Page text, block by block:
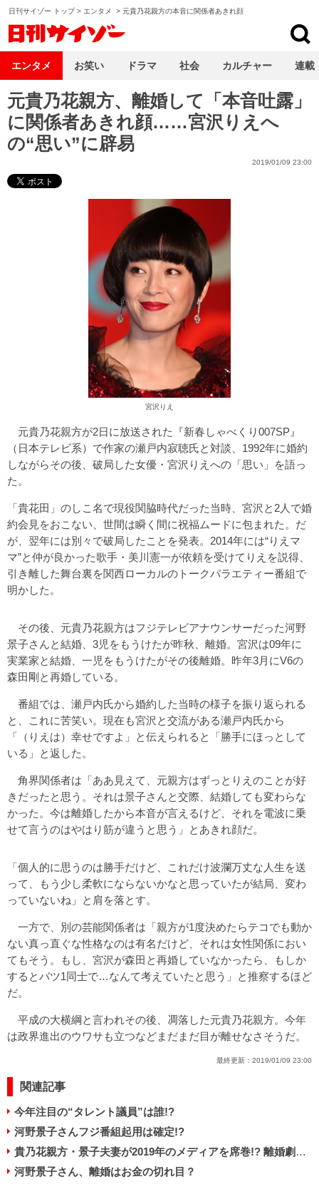
日刊サイゾー トップ> エンタメ > 元貴乃花親方の本音に関係者あきれ顔
元貴乃花親方、離婚して「本音吐露」
に関係者あきれ顔……宮沢りえへ
の“思い”に辟易
2019/01/09 23:00
宮沢りえ
元貴乃花親方が2日に放送された『新春しゃべくり007SP』
（日本テレビ系）で作家の瀬戸内寂聴氏と対談、1992年に婚約
しながらその後、破局した女優・宮沢りえへの「思い」を語っ
た。
「貴花田」のしこ名で現役関脇時代だった当時、宮沢と2人で婚
約会見をおこない、世間は瞬く間に祝福ムードに包まれた。だ
が、翌年には別々で破局したことを発表。2014年には“りえマ
マ”と仲が良かった歌手・美川憲一が依頼を受けてりえを説得、
引き離した舞台裏を関西ローカルのトークバラエティー番組で
明かした。
その後、元貴乃花親方はフジテレビアナウンサーだった河野
景子さんと結婚、3児をもうけたが昨秋、離婚。宮沢は09年に
実業家と結婚、一児をもうけたがその後離婚。昨年3月にV6の
森田剛と再婚している。
番組では、瀬戸内氏から婚約した当時の様子を振り返られる
と、これに苦笑い。現在も宮沢と交流がある瀬戸内氏から
「（りえは）幸せですよ」と伝えられると「勝手にほっとして
いる」と返した。
角界関係者は「ああ見えて、元親方はずっとりえのことが好
きだったと思う。それは景子さんと交際、結婚しても変わらな
かった。今は離婚したから本音が言えるけど、それを電波に乗
せて言うのはやはり筋が違うと思う」とあきれ顔だ。
「個人的に思うのは勝手だけど、これだけ波瀾万丈な人生を送
って、もう少し柔軟にならないかなと思っていたが結局、変わ
っていないね」と肩を落とす。
一方で、別の芸能関係者は「親方が1度決めたらテコでも動か
ない真っ直ぐな性格なのは有名だけど、それは女性関係におい
てもそう。もし、宮沢が森田と再婚していなかったら、もしか
するとバツ1同士で…なんて考えていたと思う」と推察するほど
だ。
平成の大横綱と言われその後、凋落した元貴乃花親方。今年
は政界進出のウワサも立つなどまだまだ目が離せなさそうだ。
最終更新： 2019/01/09 23:00
関連記事
今年注目の“タレント議員”は誰!?
河野景子さんフジ番組起用は確定!?
貴乃花親方・景子夫妻が2019年のメディアを席巻!? 離婚劇の背景にあるしたたかな野望
河野景子さん、離婚はお金の切れ目？
エンタメ お笑い ドラマ 社会 カルチャー 連載